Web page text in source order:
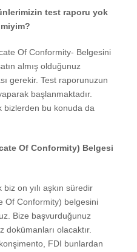
test raporu yok
Of Conformity- Belgesini
almış olduğunuz
gerekir. Test raporunuzun
başlanmaktadır.
bizlerden bu konuda da
Of Conformity) Belgesi
on yılı aşkın süredir
Of Conformity) belgesini
Bize başvurduğunuz
olacaktır.
FDI bunlardan